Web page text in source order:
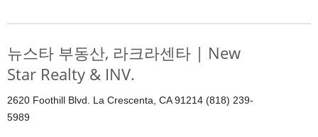
뉴스타 부동산, 라크라센타 | New
Star Realty & INV.
2620 Foothill Blvd. La Crescenta, CA 91214 (818) 239-
5989